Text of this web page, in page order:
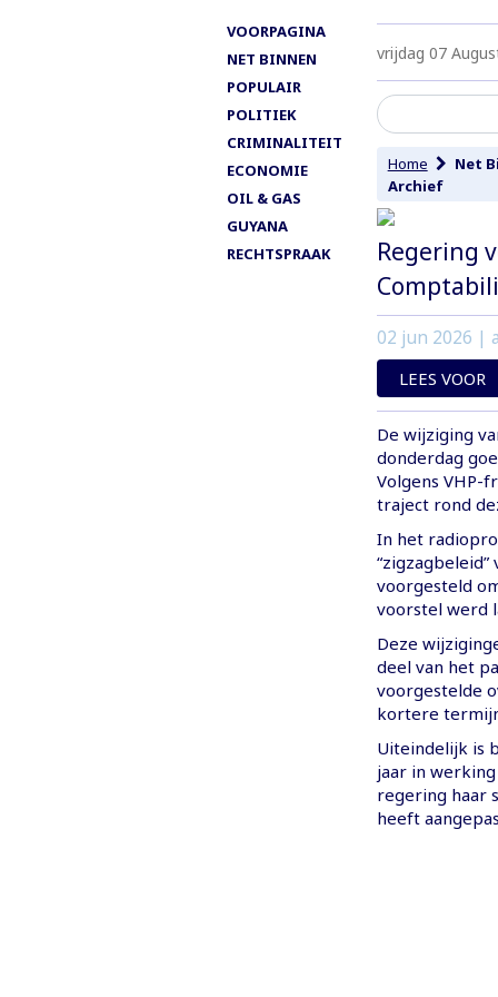
VOORPAGINA
NET BINNEN
POPULAIR
POLITIEK
CRIMINALITEIT
ECONOMIE
OIL & GAS
GUYANA
RECHTSPRAAK
vrijdag 07
Home Net
Archief
Regering
02 jun 2026 |
LEES VOOR
De wijziging
donderdag
Volgens VHP-
traject rond
In het
voorgesteld
voorstel werd
Deze
deel van het
voorgestelde
kortere
Uiteindelijk is
jaar in
regering haar
heeft